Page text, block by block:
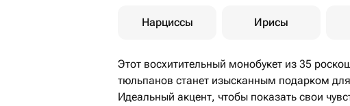
Нарциссы Ирисы
Этот восхитительный монобукет из 35
тюльпанов станет изысканным подарком
Идеальный акцент, чтобы показать свои